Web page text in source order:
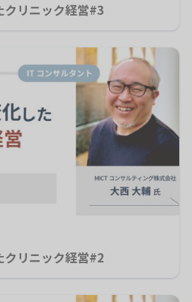
クリニック経営#3
クリニック経営#2